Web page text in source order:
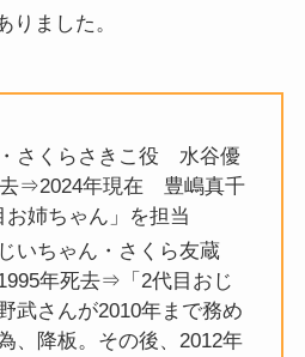
りました。
・さくらさきこ役 水谷優
去⇒2024年現在 豊嶋真千
姉ちゃん」を担当
いちゃん・さくら友蔵
年死去⇒「2代目おじ
武さんが2010年まで務め
、降板。その後、2012年